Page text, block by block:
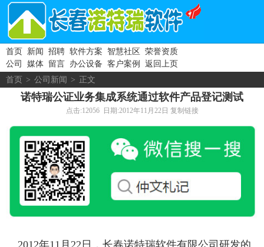
首页 新闻 招聘 软件方案 智慧社区 荣誉资质
公司
媒体 留言 办公设备 客户案例
返回上页
首页 > 公司新闻 > 正文
诺特瑞公证业务集成系统通过软件产品登记测试
点击:12056 日期:2012年11月22日 复制链接